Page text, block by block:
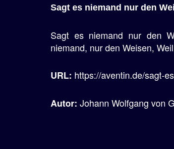
Sagt es niemand nur den
Sagt es niemand nur den
niemand, nur den Weisen,
URL: https://aventin.de/sagt-
Autor: Johann Wolfgang von